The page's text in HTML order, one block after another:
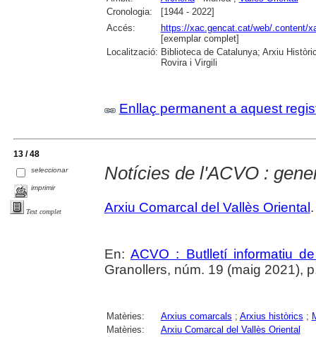
Cronologia:
[1944 - 2022]
Accés:
https://xac.gencat.cat/web/.content/
[exemplar complet]
Localització: Biblioteca de Catalunya; Arxiu
Rovira i Virgili
Enllaç permanent a aquest
13 / 48
seleccionar
imprimir
Text complet
Notícies de l'ACVO :
Arxiu Comarcal del Vallès Oriental .
En: ACVO : Butlletí informatiu
Granollers, núm. 19 (maig 2021),
Matèries: Arxius comarcals ; Arxius històrics ;
Matèries:
Arxiu Comarcal del Vallès Oriental